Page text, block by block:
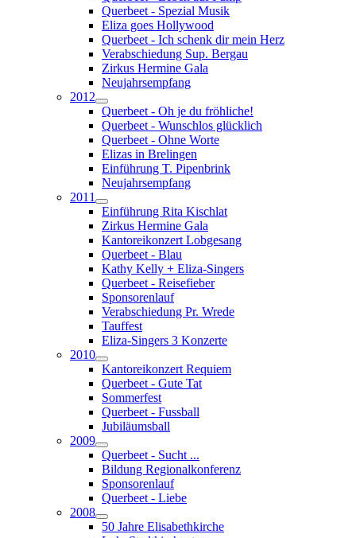
Querbeet - Spezial Musik
Eliza goes Hollywood
Querbeet - Ich schenk dir mein Herz
Verabschiedung Sup. Bergau
Zirkus Hermine Gala
Neujahrsempfang
2012
Querbeet - Oh je du fröhliche!
Querbeet - Wunschlos glücklich
Querbeet - Ohne Worte
Elizas in Brelingen
Einführung T. Pipenbrink
Neujahrsempfang
2011
Einführung Rita Kischlat
Zirkus Hermine Gala
Kantoreikonzert Lobgesang
Querbeet - Blau
Kathy Kelly + Eliza-Singers
Querbeet - Reisefieber
Sponsorenlauf
Verabschiedung Pr. Wrede
Tauffest
Eliza-Singers 3 Konzerte
2010
Kantoreikonzert Requiem
Querbeet - Gute Tat
Sommerfest
Querbeet - Fussball
Jubiläumsball
2009
Querbeet - Sucht ...
Bildung Regionalkonferenz
Sponsorenlauf
Querbeet - Liebe
2008
50 Jahre Elisabethkirche